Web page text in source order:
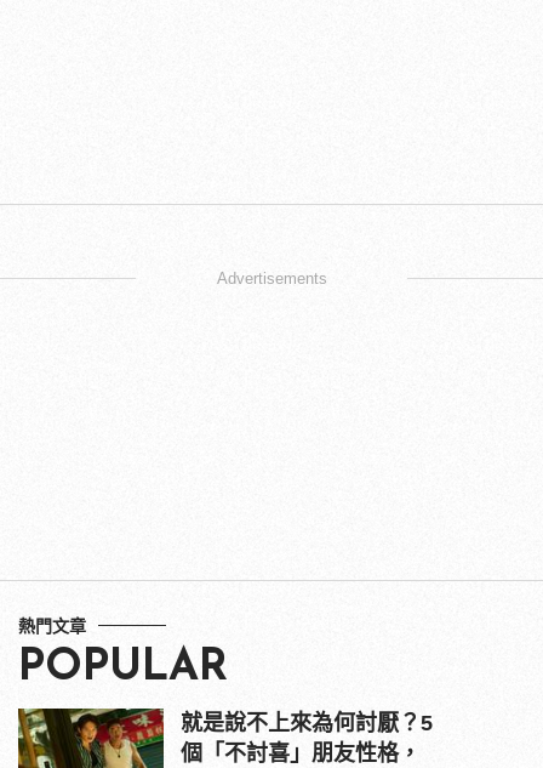
Advertisements
熱門文章
POPULAR
就是說不上來為何討厭？5
個「不討喜」朋友性格，